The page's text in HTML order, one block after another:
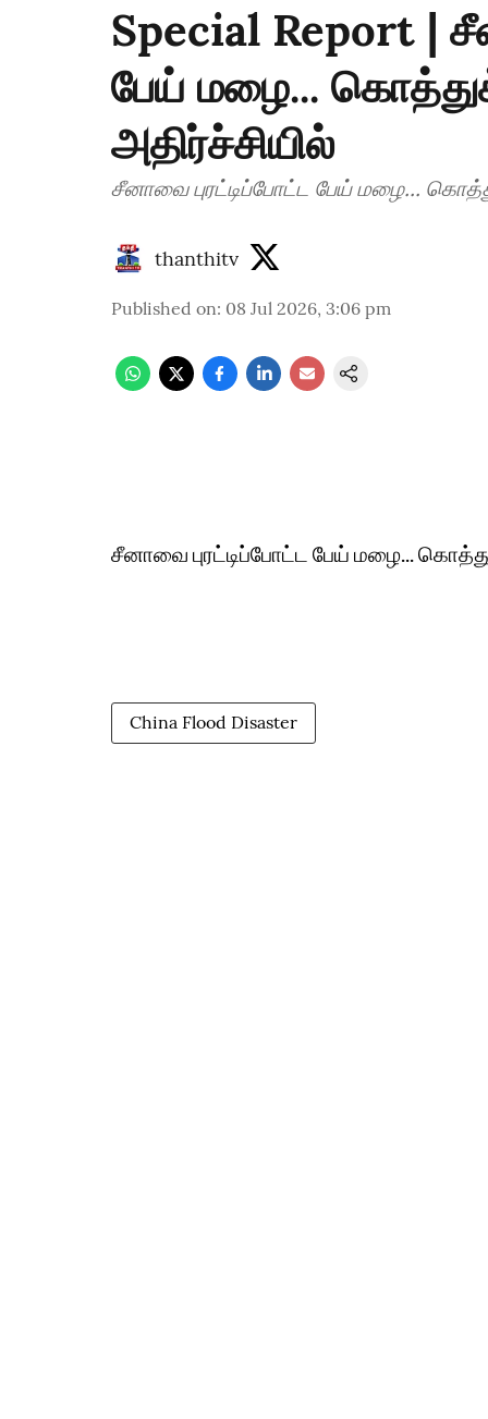
Special Report |
பேய் மழை...
அதிர்ச்சியில்
சீனாவை புரட்டிப்போட்ட பேய் மழை...
thanthitv
Published on: 08 Jul 2026, 3:06 pm
சீனாவை புரட்டிப்போட்ட பேய் மழை...
China Flood Disaster